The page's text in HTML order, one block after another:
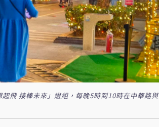
飛 接棒未來」燈組，每晚5時到10時在中華路